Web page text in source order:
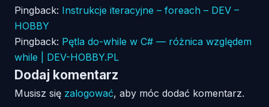
Pingback: Instrukcje iteracyjne – foreach – DEV –
HOBBY
Pingback: Pętla do-while w C# — różnica względem
while | DEV-HOBBY.PL
Dodaj komentarz
Musisz się zalogować, aby móc dodać komentarz.